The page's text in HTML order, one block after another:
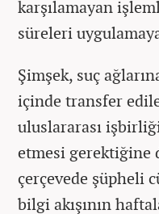
karşılamayan
süreleri
Şimşek, suç
içinde transfer
uluslararası
etmesi gerektiğine
çerçevede şüpheli
bilgi akışının